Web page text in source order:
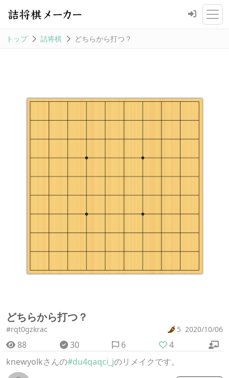
トップ 詰将棋 どちらから打つ？
どちらから打つ？
#rqt0gzkrac 5 2020/10/06
88 30 6
4
knewyolkさんの#du4qaqci_jのリメイクです。